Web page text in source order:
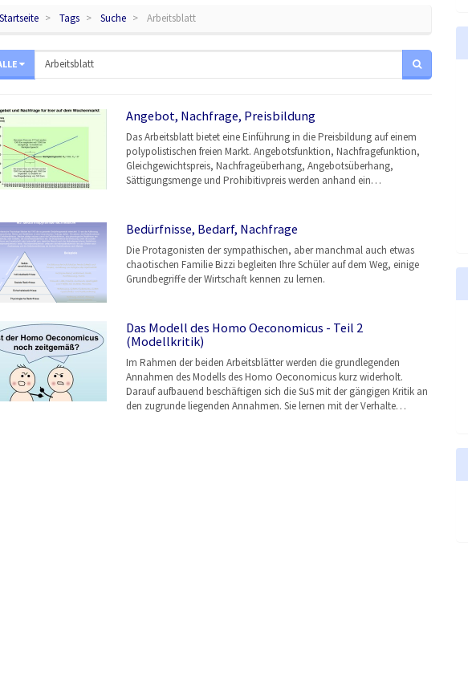
Startseite Tags Suche Arbeitsblatt
Angebot, Nachfrage, Preisbildung
Das Arbeitsblatt bietet eine Einführung in die Preisbildung auf einem
polypolistischen freien Markt. Angebotsfunktion, Nachfragefunktion,
Gleichgewichtspreis, Nachfrageüberhang, Angebotsüberhang,
Sättigungsmenge und Prohibitivpreis werden anhand ein…
Bedürfnisse, Bedarf, Nachfrage
Die Protagonisten der sympathischen, aber manchmal auch etwas
chaotischen Familie Bizzi begleiten Ihre Schüler auf dem Weg, einige
Grundbegriffe der Wirtschaft kennen zu lernen.
Das Modell des Homo Oeconomicus - Teil 2
(Modellkritik)
Im Rahmen der beiden Arbeitsblätter werden die grundlegenden
Annahmen des Modells des Homo Oeconomicus kurz widerholt.
Darauf aufbauend beschäftigen sich die SuS mit der gängigen Kritik an
den zugrunde liegenden Annahmen. Sie lernen mit der Verhalte…